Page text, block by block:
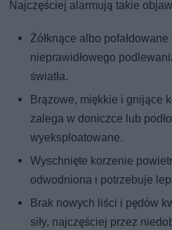
Najczęściej alarmują takie
Żółknące albo
nieprawidłowego
światła.
Brązowe, miękkie i gnijące
zalega w doniczce lub
wyeksploatowane.
Wyschnięte korzenie
odwodniona i potrzebuje
Brak nowych liści i pędów
siły, najczęściej przez